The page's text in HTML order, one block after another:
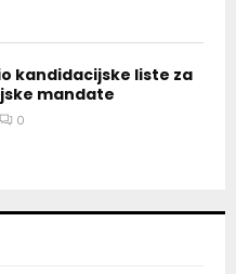
kandidacijske liste za
mandate
0